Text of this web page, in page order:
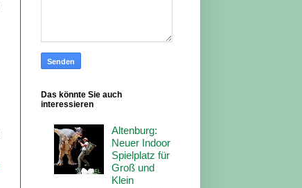
Das könnte Sie auch
interessieren
Altenburg:
Neuer Indoor
Spielplatz für
Groß und
Klein